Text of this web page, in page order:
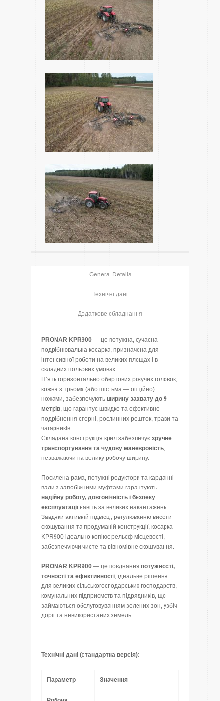
General Details
Технічні дані
Додаткове обладнання
PRONAR KPR900 — це потужна, сучасна
подрібнювальна косарка, призначена для
інтенсивної роботи на великих площах і в
складних польових умовах.
П’ять горизонтально обертових ріжучих головок,
кожна з трьома (або шістьма — опційно)
ножами, забезпечують ширину захвату до 9
метрів, що гарантує швидке та ефективне
подрібнення стерні, рослинних решток, трави та
чагарників.
Складана конструкція крил забезпечує зручне
транспортування та чудову маневровість,
незважаючи на велику робочу ширину.
Посилена рама, потужні редуктори та карданні
вали з запобіжними муфтами гарантують
надійну роботу, довговічність і безпеку
експлуатаціїнавіть за великих навантажень.
Завдяки активній підвісці, регулюванню висоти
скошування та продуманій конструкції, косарка
KPR900 ідеально копіює рельєф місцевості,
забезпечуючи чисте та рівномірне скошування.
PRONAR KPR900 — це поєднання потужності,
точності та ефективності, ідеальне рішення
для великих сільськогосподарських господарств,
комунальних підприємств та підрядників, що
займаються обслуговуванням зелених зон, узбіч
доріг та невикористаних земель.
Технічні дані (стандартна версія):
Параметр Значення